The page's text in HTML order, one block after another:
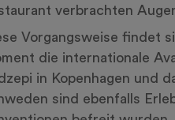
verbrachten
Vorgangsweise findet
die internationale
in Kopenhagen und
sind ebenfalls